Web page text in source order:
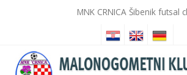
MNK CRNICA Šibenik futsal